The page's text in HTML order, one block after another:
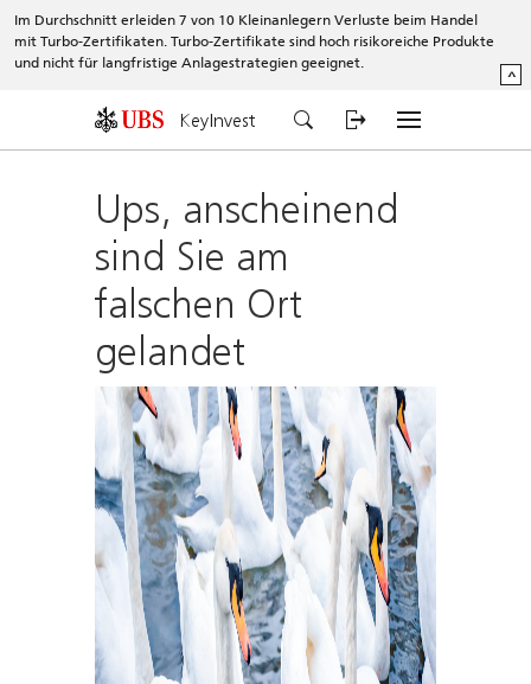
Im Durchschnitt erleiden 7 von 10 Kleinanlegern Verluste beim Handel
mit Turbo-Zertifikaten. Turbo-Zertifikate sind hoch risikoreiche Produkte
und nicht für langfristige Anlagestrategien geeignet.
^
KeyInvest
Ups, anscheinend
sind Sie am
falschen Ort
gelandet